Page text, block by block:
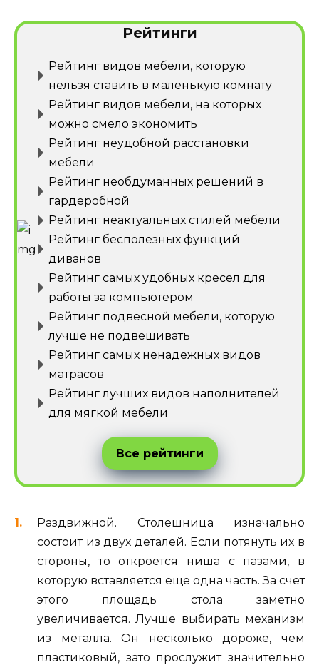
Рейтинги
Рейтинг видов мебели, которую
нельзя ставить в маленькую комнату
Рейтинг видов мебели, на которых
можно смело экономить
Рейтинг неудобной расстановки
мебели
Рейтинг необдуманных решений в
гардеробной
Рейтинг неактуальных стилей мебели
Рейтинг бесполезных функций
диванов
Рейтинг самых удобных кресел для
работы за компьютером
Рейтинг подвесной мебели, которую
лучше не подвешивать
Рейтинг самых ненадежных видов
матрасов
Рейтинг лучших видов наполнителей
для мягкой мебели
Все рейтинги
Раздвижной. Столешница изначально
состоит из двух деталей. Если потянуть их в
стороны, то откроется ниша с пазами, в
которую вставляется еще одна часть. За счет
этого площадь стола заметно
увеличивается. Лучше выбирать механизм
из металла. Он несколько дороже, чем
пластиковый, зато прослужит значительно